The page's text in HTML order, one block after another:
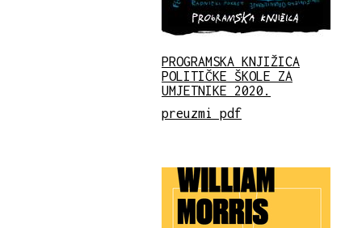
PROGRAMSKA KNJIŽICA
POLITIČKE ŠKOLE ZA
UMJETNIKE 2020.
preuzmi pdf